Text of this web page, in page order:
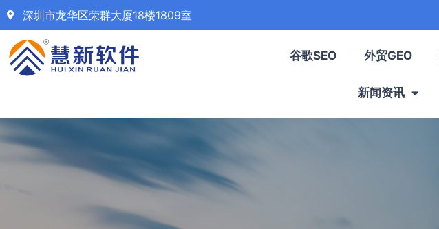
深圳市龙华区荣群大厦18楼1809室
谷歌SEO 外贸GEO
新闻资讯